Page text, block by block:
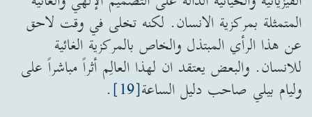
المتمثلة بمركزية الانسان. لكنه تخلى في وقت لاحق
عن هذا الرأي المبتذل والخاص بالمركزية الغائية
للانسان. والبعض يعتقد ان لهذا العالِم أثراً مباشراً على
وليام بيلي صاحب دليل الساعة[19]
.